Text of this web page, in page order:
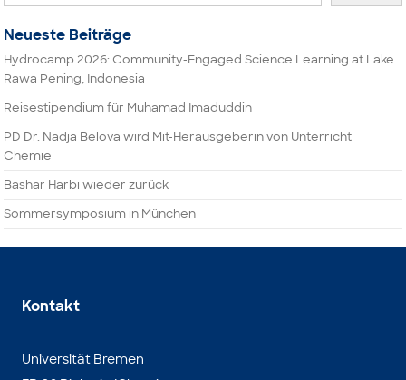
Neueste Beiträge
Hydrocamp 2026: Community-Engaged Science Learning at Lake
Rawa Pening, Indonesia
Reisestipendium für Muhamad Imaduddin
PD Dr. Nadja Belova wird Mit-Herausgeberin von Unterricht
Chemie
Bashar Harbi wieder zurück
Sommersymposium in München
Kontakt
Universität Bremen